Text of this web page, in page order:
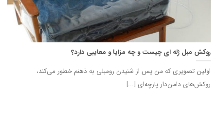
روکش مبل ژله ای چیست و چه مزایا و معایبی دارد؟
اولین تصویری که من پس از شنیدن رومبلی به ذهنم خطور می‌کند،
روکش‌های دامن‌دار پارچه‌ای [...]